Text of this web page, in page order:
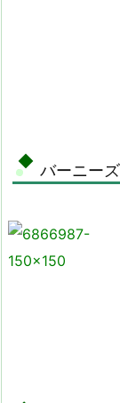
バーニー